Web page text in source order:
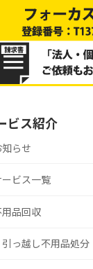
ビス紹介
知らせ
ービス一覧
用品回収
引っ越し不用品処分